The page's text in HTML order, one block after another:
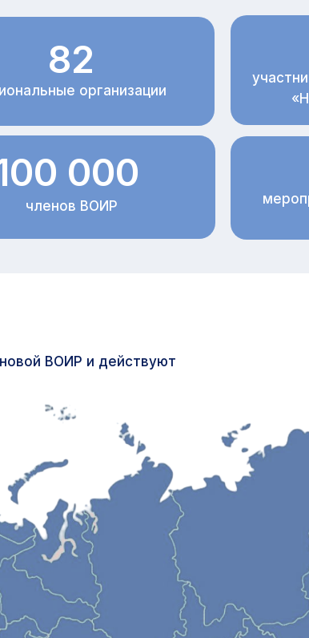
организации
82
членов ВОИР
000
ВОИР и действуют